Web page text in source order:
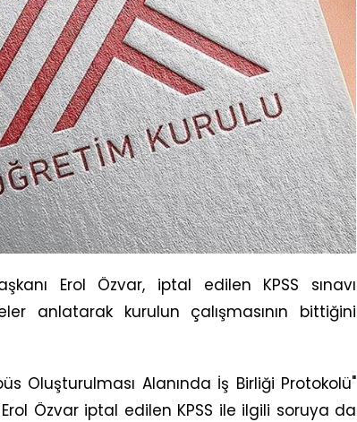
Erol Özvar, iptal edilen KPSS sınavı
anlatarak kurulun çalışmasının bittiğini
Oluşturulması Alanında İş Birliği Protokolü"
Özvar iptal edilen KPSS ile ilgili soruya da